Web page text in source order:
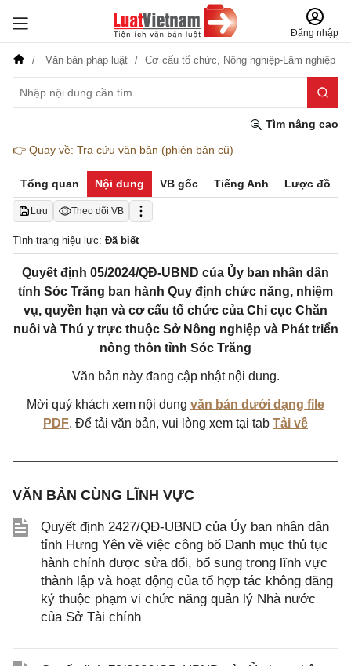
Đăng nhập
Văn bản pháp luật Cơ cấu tổ chức, Nông nghiệp-Lâm nghiệp
Tìm nâng cao
👉 Quay về: Tra cứu văn bản (phiên bản cũ)
Tổng quan Nội dung VB gốc Tiếng Anh Lược đồ
Lưu Theo dõi VB
Tình trạng hiệu lực: Đã biết
Quyết định 05/2024/QĐ-UBND của Ủy ban nhân dân
tỉnh Sóc Trăng ban hành Quy định chức năng, nhiệm
vụ, quyền hạn và cơ cấu tổ chức của Chi cục Chăn
nuôi và Thú y trực thuộc Sở Nông nghiệp và Phát triển
nông thôn tỉnh Sóc Trăng
Văn bản này đang cập nhật nội dung.
Mời quý khách xem nội dung văn bản dưới dạng file
PDF. Để tải văn bản, vui lòng xem tại tab Tải về
VĂN BẢN CÙNG LĨNH VỰC
Quyết định 2427/QĐ-UBND của Ủy ban nhân dân
tỉnh Hưng Yên về việc công bố Danh mục thủ tục
hành chính được sửa đổi, bổ sung trong lĩnh vực
thành lập và hoạt động của tổ hợp tác không đăng
ký thuộc phạm vi chức năng quản lý Nhà nước
của Sở Tài chính